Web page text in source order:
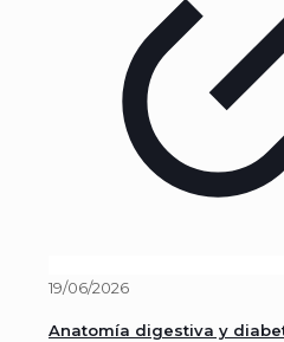
19/06/2026
Anatomía digestiva y